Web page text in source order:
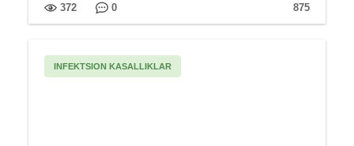
875
372 0
INFEKTSION KASALLIKLAR